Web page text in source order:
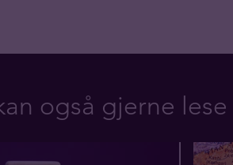
også gjerne lese